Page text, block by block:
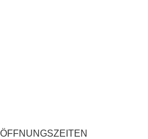
ÖFFNUNGSZEITEN